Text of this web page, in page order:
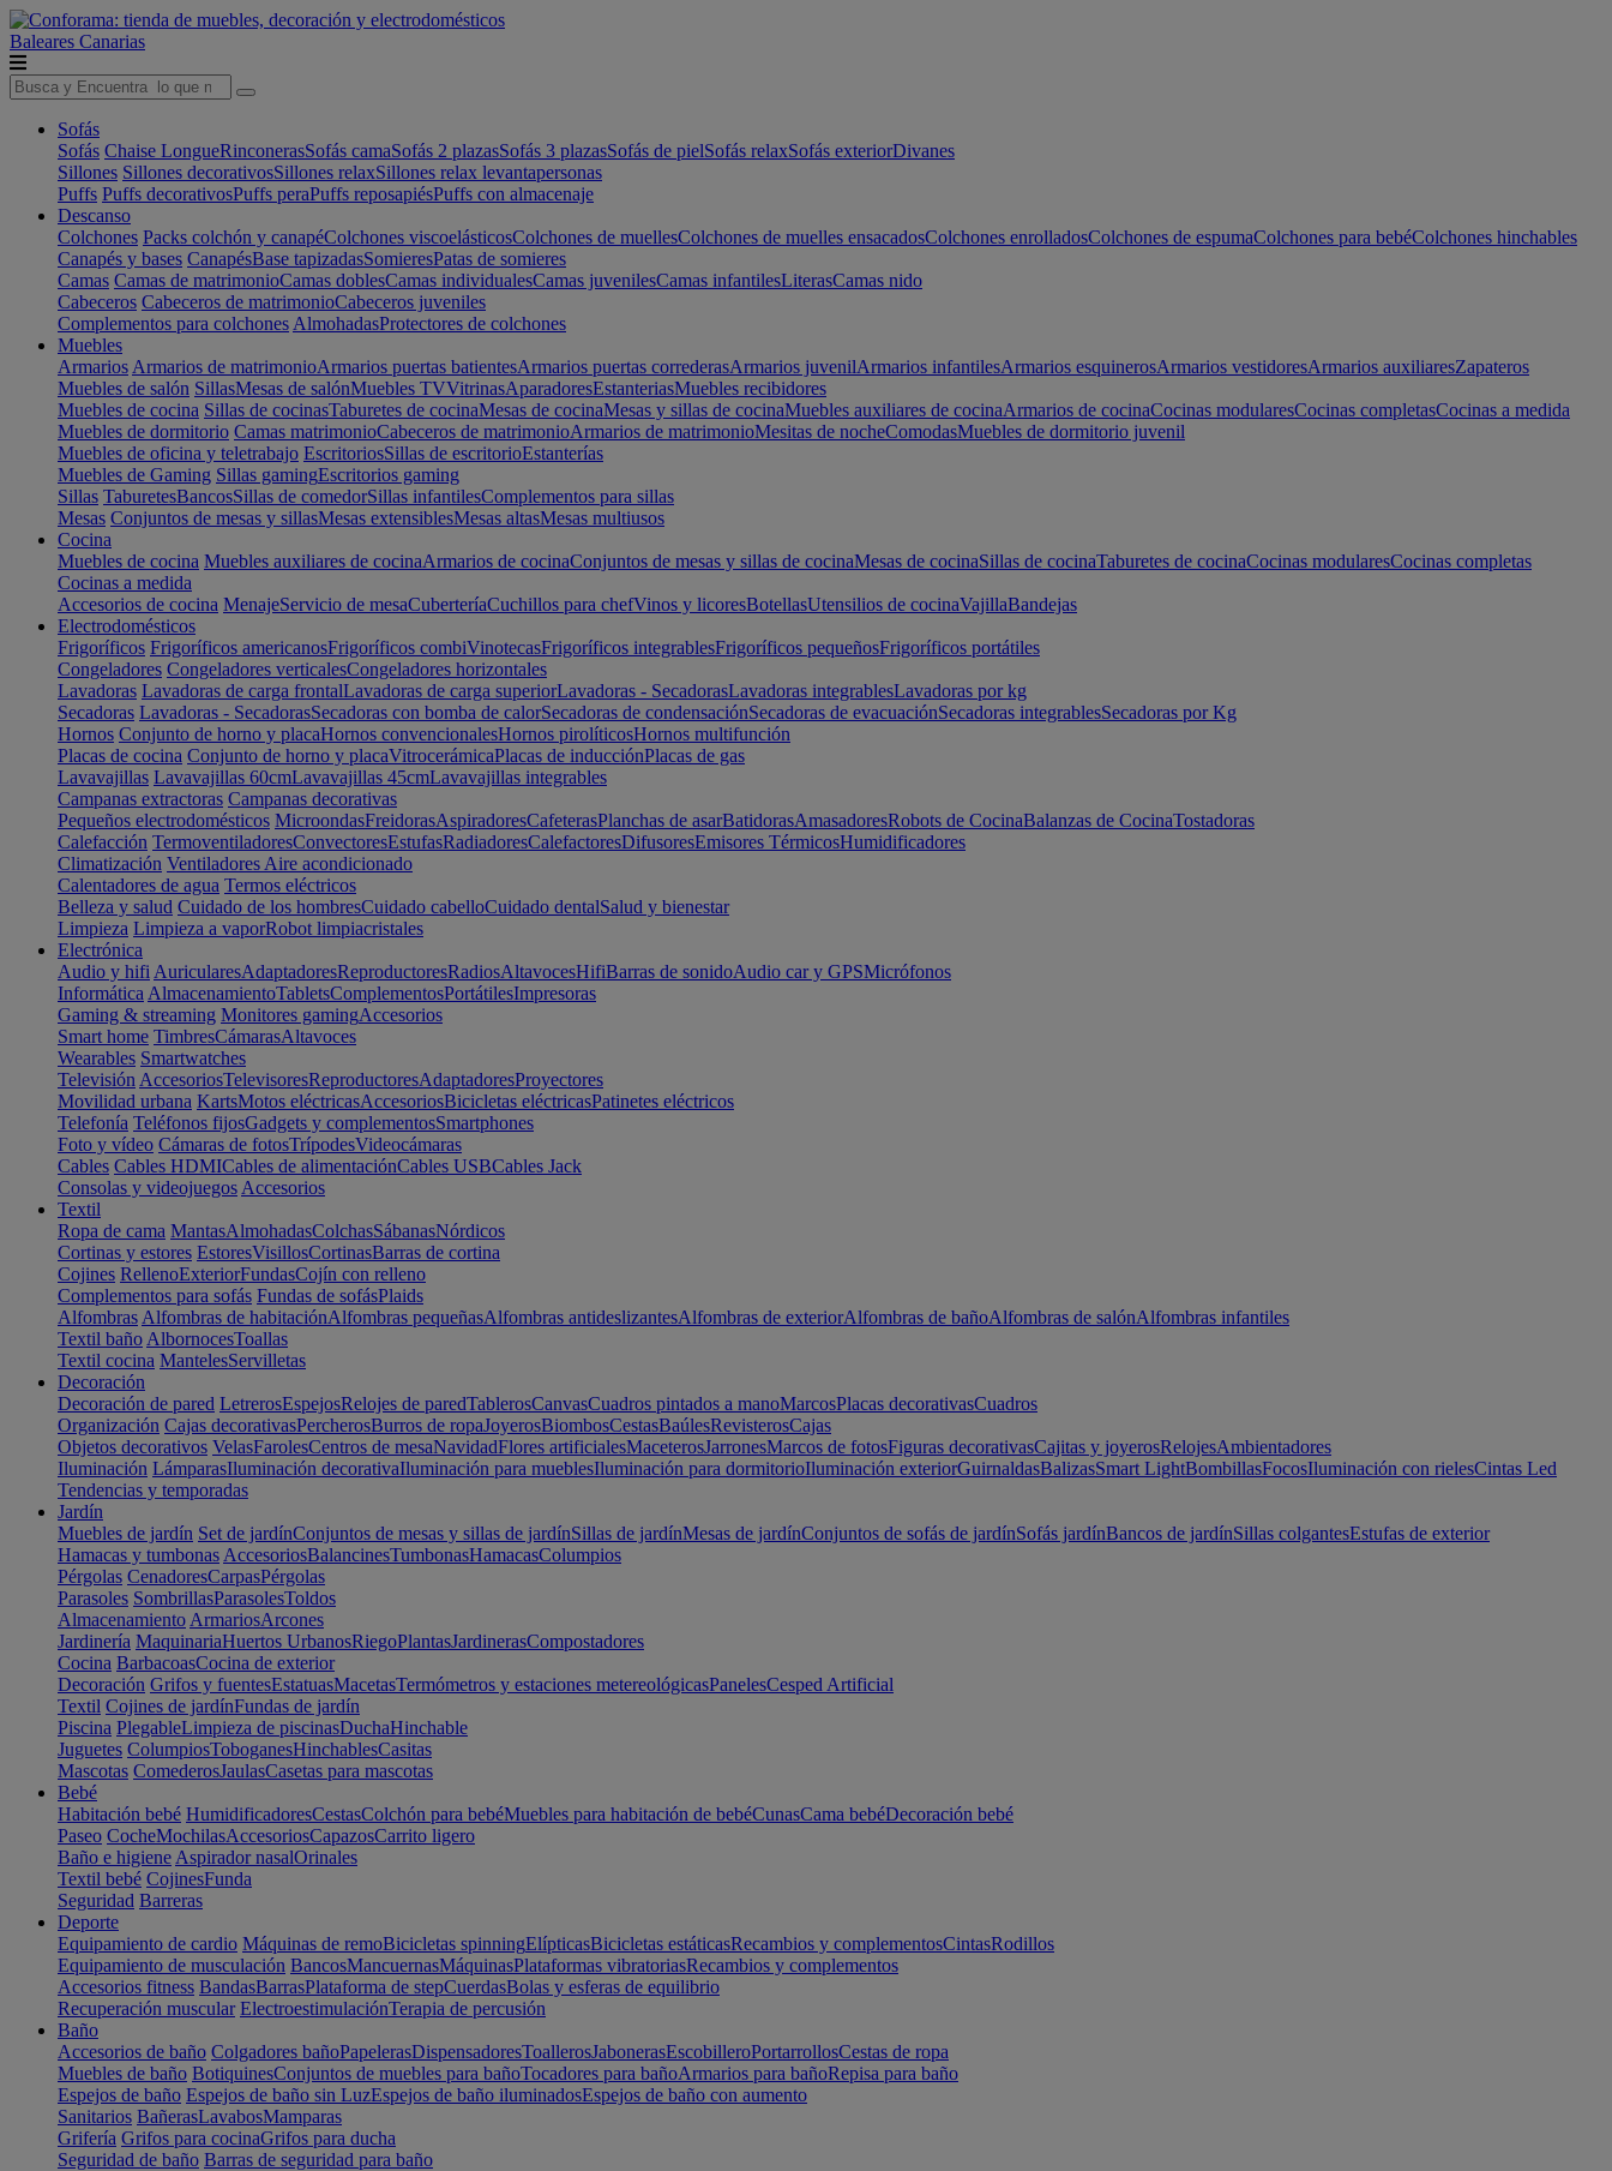
Baleares Canarias
Sofás
Sofás Chaise LongueRinconerasSofás camaSofás 2 plazasSofás 3 plazasSofás de pielSofás relaxSofás exteriorDivanes
Sillones Sillones decorativosSillones relaxSillones relax levantapersonas
Puffs Puffs decorativosPuffs peraPuffs reposapiésPuffs con almacenaje
Descanso
Colchones Packs colchón y canapéColchones viscoelásticosColchones de muellesColchones de muelles ensacadosColchones enrolladosColchones de espumaColchones para bebéColchones hinchables
Canapés y bases CanapésBase tapizadasSomieresPatas de somieres
Camas Camas de matrimonioCamas doblesCamas individualesCamas juvenilesCamas infantilesLiterasCamas nido
Cabeceros Cabeceros de matrimonioCabeceros juveniles
Complementos para colchones AlmohadasProtectores de colchones
Muebles
Armarios Armarios de matrimonioArmarios puertas batientesArmarios puertas correderasArmarios juvenilArmarios infantilesArmarios esquinerosArmarios vestidoresArmarios auxiliaresZapateros
Muebles de salón SillasMesas de salónMuebles TVVitrinasAparadoresEstanteriasMuebles recibidores
Muebles de cocina Sillas de cocinasTaburetes de cocinaMesas de cocinaMesas y sillas de cocinaMuebles auxiliares de cocinaArmarios de cocinaCocinas modularesCocinas completasCocinas a medida
Muebles de dormitorio Camas matrimonioCabeceros de matrimonioArmarios de matrimonioMesitas de nocheComodasMuebles de dormitorio juvenil
Muebles de oficina y teletrabajo EscritoriosSillas de escritorioEstanterías
Muebles de Gaming Sillas gamingEscritorios gaming
Sillas TaburetesBancosSillas de comedorSillas infantilesComplementos para sillas
Mesas Conjuntos de mesas y sillasMesas extensiblesMesas altasMesas multiusos
Cocina
Muebles de cocina Muebles auxiliares de cocinaArmarios de cocinaConjuntos de mesas y sillas de cocinaMesas de cocinaSillas de cocinaTaburetes de cocinaCocinas modularesCocinas completas
Cocinas a medida
Accesorios de cocina MenajeServicio de mesaCuberteríaCuchillos para chefVinos y licoresBotellasUtensilios de cocinaVajillaBandejas
Electrodomésticos
Frigoríficos Frigoríficos americanosFrigoríficos combiVinotecasFrigoríficos integrablesFrigoríficos pequeñosFrigoríficos portátiles
Congeladores Congeladores verticalesCongeladores horizontales
Lavadoras Lavadoras de carga frontalLavadoras de carga superiorLavadoras - SecadorasLavadoras integrablesLavadoras por kg
Secadoras Lavadoras - SecadorasSecadoras con bomba de calorSecadoras de condensaciónSecadoras de evacuaciónSecadoras integrablesSecadoras por Kg
Hornos Conjunto de horno y placaHornos convencionalesHornos pirolíticosHornos multifunción
Placas de cocina Conjunto de horno y placaVitrocerámicaPlacas de inducciónPlacas de gas
Lavavajillas Lavavajillas 60cmLavavajillas 45cmLavavajillas integrables
Campanas extractoras Campanas decorativas
Pequeños electrodomésticos MicroondasFreidorasAspiradoresCafeterasPlanchas de asarBatidorasAmasadoresRobots de CocinaBalanzas de CocinaTostadoras
Calefacción TermoventiladoresConvectoresEstufasRadiadoresCalefactoresDifusoresEmisores TérmicosHumidificadores
Climatización Ventiladores Aire acondicionado
Calentadores de agua Termos eléctricos
Belleza y salud Cuidado de los hombresCuidado cabelloCuidado dentalSalud y bienestar
Limpieza Limpieza a vaporRobot limpiacristales
Electrónica
Audio y hifi AuricularesAdaptadoresReproductoresRadiosAltavocesHifiBarras de sonidoAudio car y GPSMicrófonos
Informática AlmacenamientoTabletsComplementosPortátilesImpresoras
Gaming & streaming Monitores gamingAccesorios
Smart home TimbresCámarasAltavoces
Wearables Smartwatches
Televisión AccesoriosTelevisoresReproductoresAdaptadoresProyectores
Movilidad urbana KartsMotos eléctricasAccesoriosBicicletas eléctricasPatinetes eléctricos
Telefonía Teléfonos fijosGadgets y complementosSmartphones
Foto y vídeo Cámaras de fotosTrípodesVideocámaras
Cables Cables HDMICables de alimentaciónCables USBCables Jack
Consolas y videojuegos Accesorios
Textil
Ropa de cama MantasAlmohadasColchasSábanasNórdicos
Cortinas y estores EstoresVisillosCortinasBarras de cortina
Cojines RellenoExteriorFundasCojín con relleno
Complementos para sofás Fundas de sofásPlaids
Alfombras Alfombras de habitaciónAlfombras pequeñasAlfombras antideslizantesAlfombras de exteriorAlfombras de bañoAlfombras de salónAlfombras infantiles
Textil baño AlbornocesToallas
Textil cocina MantelesServilletas
Decoración
Decoración de pared LetrerosEspejosRelojes de paredTablerosCanvasCuadros pintados a manoMarcosPlacas decorativasCuadros
Organización Cajas decorativasPercherosBurros de ropaJoyerosBiombosCestasBaúlesRevisterosCajas
Objetos decorativos VelasFarolesCentros de mesaNavidadFlores artificialesMaceterosJarronesMarcos de fotosFiguras decorativasCajitas y joyerosRelojesAmbientadores
Iluminación LámparasIluminación decorativaIluminación para mueblesIluminación para dormitorioIluminación exteriorGuirnaldasBalizasSmart LightBombillasFocosIluminación con rielesCintas Led
Tendencias y temporadas
Jardín
Muebles de jardín Set de jardínConjuntos de mesas y sillas de jardínSillas de jardínMesas de jardínConjuntos de sofás de jardínSofás jardínBancos de jardínSillas colgantesEstufas de exterior
Hamacas y tumbonas AccesoriosBalancinesTumbonasHamacasColumpios
Pérgolas CenadoresCarpasPérgolas
Parasoles SombrillasParasolesToldos
Almacenamiento ArmariosArcones
Jardinería MaquinariaHuertos UrbanosRiegoPlantasJardinerasCompostadores
Cocina BarbacoasCocina de exterior
Decoración Grifos y fuentesEstatuasMacetasTermómetros y estaciones metereológicasPanelesCesped Artificial
Textil Cojines de jardínFundas de jardín
Piscina PlegableLimpieza de piscinasDuchaHinchable
Juguetes ColumpiosToboganesHinchablesCasitas
Mascotas ComederosJaulasCasetas para mascotas
Bebé
Habitación bebé HumidificadoresCestasColchón para bebéMuebles para habitación de bebéCunasCama bebéDecoración bebé
Paseo CocheMochilasAccesoriosCapazosCarrito ligero
Baño e higiene Aspirador nasalOrinales
Textil bebé CojinesFunda
Seguridad Barreras
Deporte
Equipamiento de cardio Máquinas de remoBicicletas spinningElípticasBicicletas estáticasRecambios y complementosCintasRodillos
Equipamiento de musculación BancosMancuernasMáquinasPlataformas vibratoriasRecambios y complementos
Accesorios fitness BandasBarrasPlataforma de stepCuerdasBolas y esferas de equilibrio
Recuperación muscular ElectroestimulaciónTerapia de percusión
Baño
Accesorios de baño Colgadores bañoPapelerasDispensadoresToallerosJabonerasEscobilleroPortarrollosCestas de ropa
Muebles de baño BotiquinesConjuntos de muebles para bañoTocadores para bañoArmarios para bañoRepisa para baño
Espejos de baño Espejos de baño sin LuzEspejos de baño iluminadosEspejos de baño con aumento
Sanitarios BañerasLavabosMamparas
Grifería Grifos para cocinaGrifos para ducha
Seguridad de baño Barras de seguridad para baño